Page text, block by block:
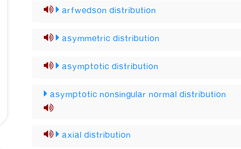
arfwedson distribution
asymmetric distribution
asymptotic distribution
asymptotic nonsingular normal distribution
axial distribution